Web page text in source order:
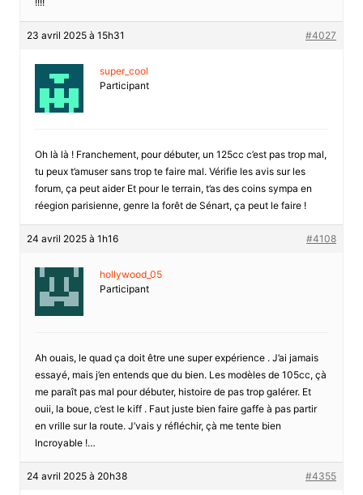
23 avril 2025 à 15h31 #4027
super_cool
Participant
Oh là là ! Franchement, pour débuter, un 125cc c’est pas trop mal,
tu peux t’amuser sans trop te faire mal. Vérifie les avis sur les
forum, ça peut aider Et pour le terrain, t’as des coins sympa en
réegion parisienne, genre la forêt de Sénart, ça peut le faire !
24 avril 2025 à 1h16 #4108
hollywood_05
Participant
Ah ouais, le quad ça doit être une super expérience . J’ai jamais
essayé, mais j’en entends que du bien. Les modèles de 105cc, çà
me paraît pas mal pour débuter, histoire de pas trop galérer. Et
ouii, la boue, c’est le kiff . Faut juste bien faire gaffe à pas partir
en vrille sur la route. J’vais y réfléchir, çà me tente bien
Incroyable !…
24 avril 2025 à 20h38 #4355